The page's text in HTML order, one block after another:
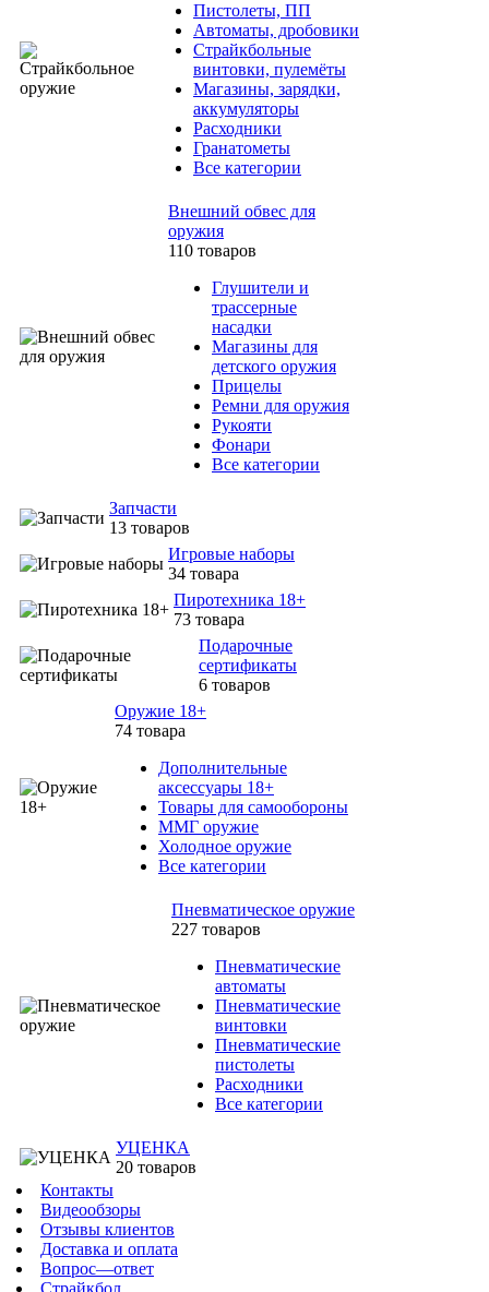
Пистолеты, ПП
Автоматы, дробовики
Страйкбольные
винтовки, пулемёты
Магазины, зарядки,
аккумуляторы
Расходники
Гранатометы
Все категории
Внешний обвес для
оружия
110 товаров
Глушители и
трассерные
насадки
Магазины для
детского оружия
Прицелы
Ремни для оружия
Рукояти
Фонари
Все категории
Запчасти
13 товаров
Игровые наборы
34 товара
Пиротехника 18+
73 товара
Подарочные
сертификаты
6 товаров
Оружие 18+
74 товара
Дополнительные
аксессуары 18+
Товары для самообороны
ММГ оружие
Холодное оружие
Все категории
Пневматическое оружие
227 товаров
Пневматические
автоматы
Пневматические
винтовки
Пневматические
пистолеты
Расходники
Все категории
УЦЕНКА
20 товаров
Контакты
Видеообзоры
Отзывы клиентов
Доставка и оплата
Вопрос—ответ
Страйкбол